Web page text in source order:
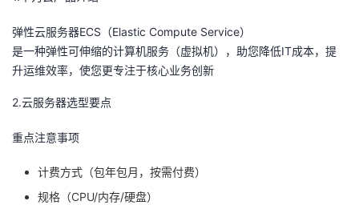
弹性云服务器ECS（Elastic Compute Service）
是一种弹性可伸缩的计算机服务（虚拟机），助您降低IT成本，提
升运维效率，使您更专注于核心业务创新
2.云服务器选型要点
重点注意事项
计费方式（包年包月，按需付费）
规格（CPU/内存/硬盘）